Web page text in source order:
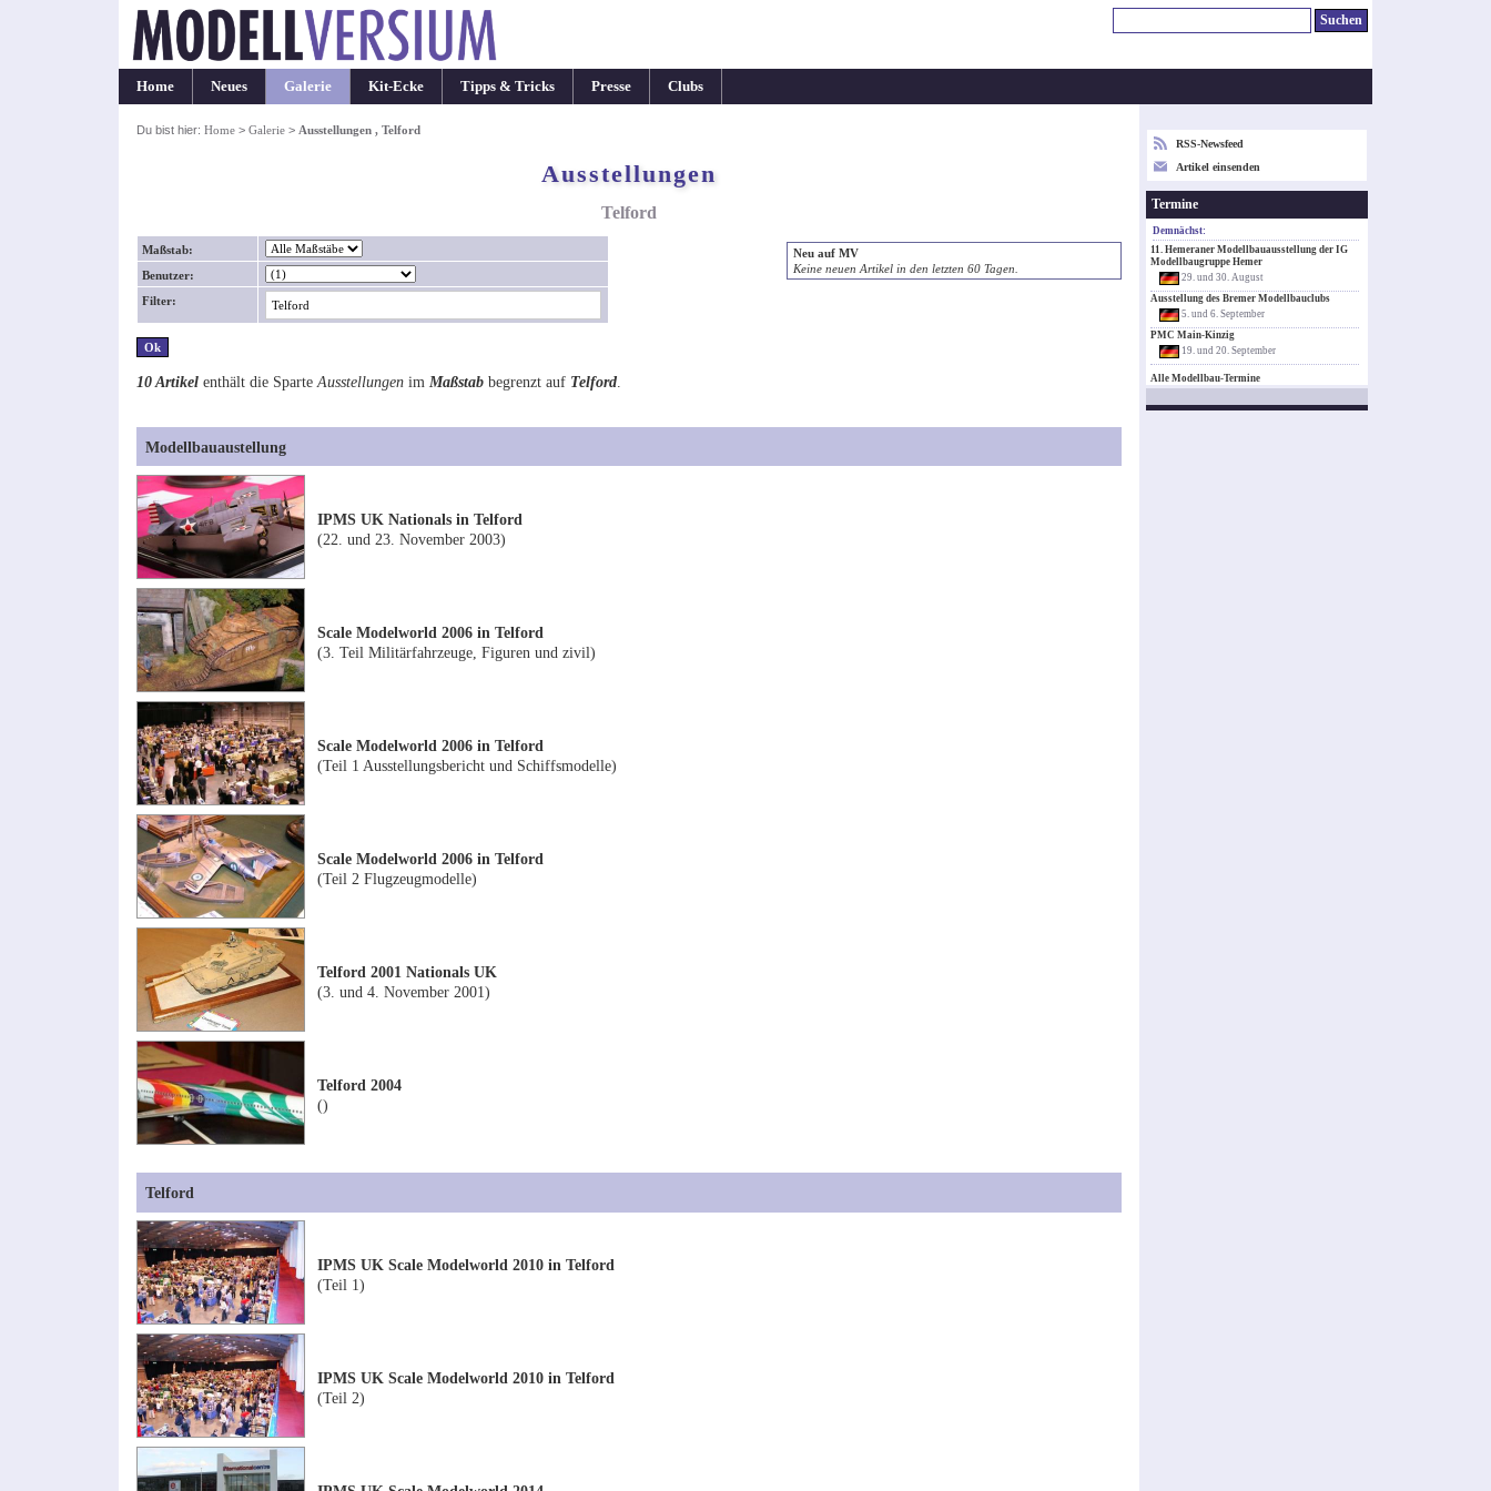
Home Neues Galerie Kit-Ecke Tipps & Tricks Presse Clubs
Du bist hier: Home> Galerie> Ausstellungen , Telford
Ausstellungen
Telford
Neu auf MV
Keine neuen Artikel in den letzten 60 Tagen.
Maßstab:
Benutzer:
Filter:
10 Artikelenthält die Sparte Ausstellungenim Maßstab begrenzt auf Telford.
Modellbauaustellung
IPMS UK Nationals in Telford
(22. und 23. November 2003)
Scale Modelworld 2006 in Telford
(3. Teil Militärfahrzeuge, Figuren und zivil)
Scale Modelworld 2006 in Telford
(Teil 1 Ausstellungsbericht und Schiffsmodelle)
Scale Modelworld 2006 in Telford
(Teil 2 Flugzeugmodelle)
Telford 2001 Nationals UK
(3. und 4. November 2001)
Telford 2004
()
Telford
IPMS UK Scale Modelworld 2010 in Telford
(Teil 1)
IPMS UK Scale Modelworld 2010 in Telford
(Teil 2)
RSS-Newsfeed
Artikel einsenden
Termine
Demnächst:
11. Hemeraner Modellbauausstellung der IG
Modellbaugruppe Hemer
29. und 30. August
Ausstellung des Bremer Modellbauclubs
5. und 6. September
PMC Main-Kinzig
19. und 20. September
Alle Modellbau-Termine